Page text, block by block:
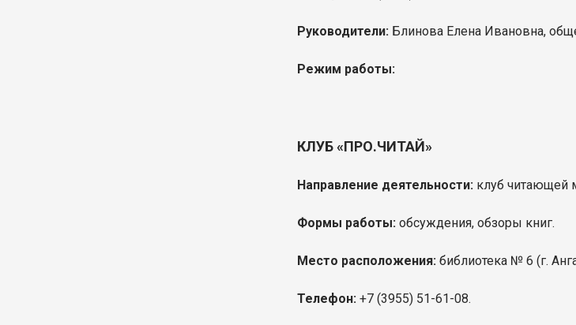
Руководители: Блинова Елена Ивановна,
Режим работы:
КЛУБ «ПРО.ЧИТАЙ»
Направление деятельности: клуб читающей
Формы работы:обсуждения, обзоры книг.
Место расположения: библиотека № 6 (г.
Телефон: +7 (3955) 51-61-08.